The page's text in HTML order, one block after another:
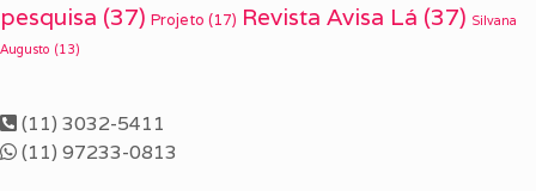
pesquisa (37) Projeto (17) Revista Avisa Lá (37) Silvana
Augusto (13)
(11) 3032-5411
(11) 97233-0813